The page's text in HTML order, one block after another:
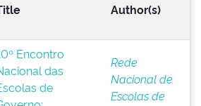
Author(s)
Encontro
das
de
Rede
Nacional de
Escolas de